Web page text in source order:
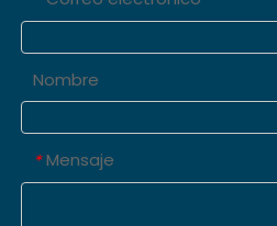
Nombre
* Mensaje